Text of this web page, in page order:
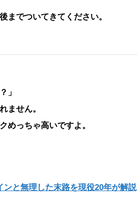
までついてきてください。
」
ません。
めっちゃ高いですよ。
と無理した末路を現役20年が解説